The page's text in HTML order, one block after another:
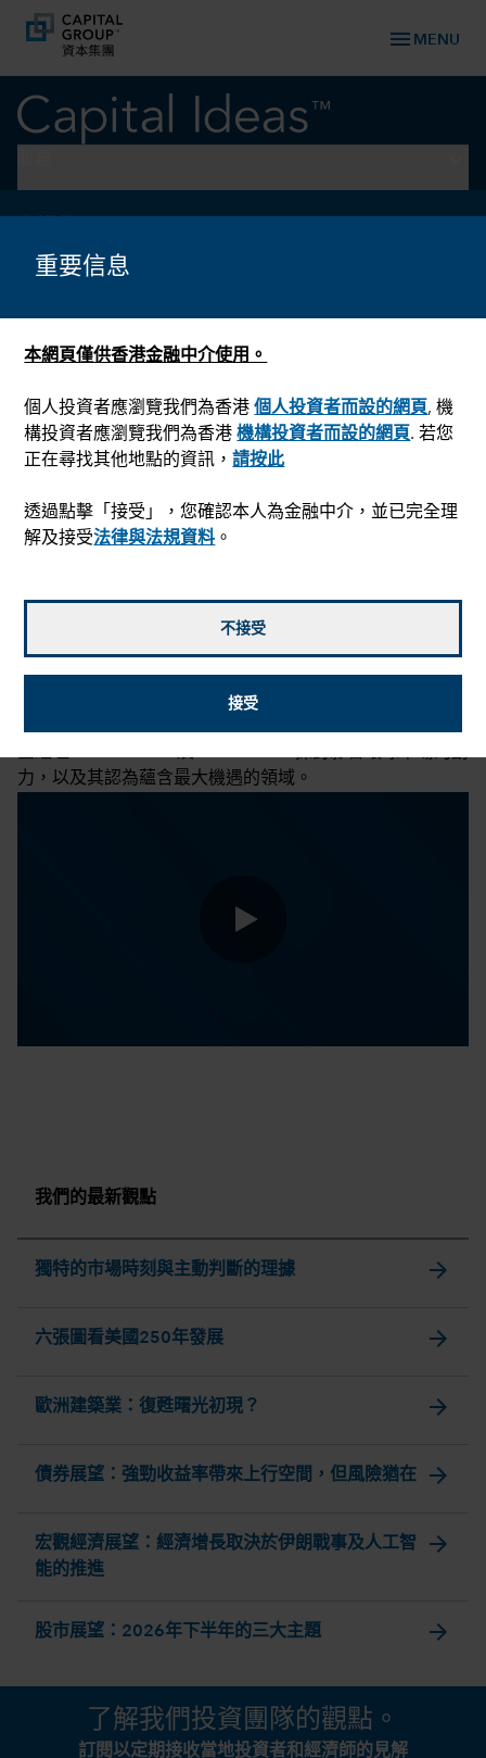
重要信息
本網頁僅供香港金融中介使用。
個人投資者應瀏覽我們為香港個人投資者而設的網頁, 機
構投資者應瀏覽我們為香港機構投資者而設的網頁. 若您
正在尋找其他地點的資訊， 請按此
透過點擊「接受」，您確認本人為金融中介，並已完全理
解及接受法律與法規資料 。
不接受
接受
menu MENU
環球股票的未來
mail_outline
力，以及其認為蘊含最大機遇的領域。
我們的最新觀點
獨特的市場時刻與主動判斷的理據 arrow_forward
六張圖看美國250年發展 arrow_forward
歐洲建築業：復甦曙光初現？ arrow_forward
債券展望：強勁收益率帶來上行空間，但風險猶在 arrow_forward
宏觀經濟展望：經濟增長取決於伊朗戰事及人工智
能的推進
arrow_forward
股市展望：2026年下半年的三大主題 arrow_forward
了解我們投資團隊的觀點。
訂閱以定期接收當地投資者和經濟師的見解